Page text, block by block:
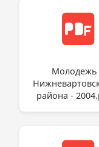
Молодежь
района -